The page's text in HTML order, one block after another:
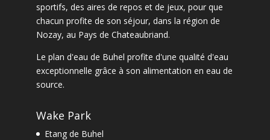
sportifs, des aires de repos et de jeux, pour que
chacun profite de son séjour, dans la région de
Nozay, au Pays de Chateaubriand.
Le plan d'eau de Buhel profite d'une qualité d'eau
exceptionnelle grâce à son alimentation en eau de
source.
Wake Park
Etang de Buhel